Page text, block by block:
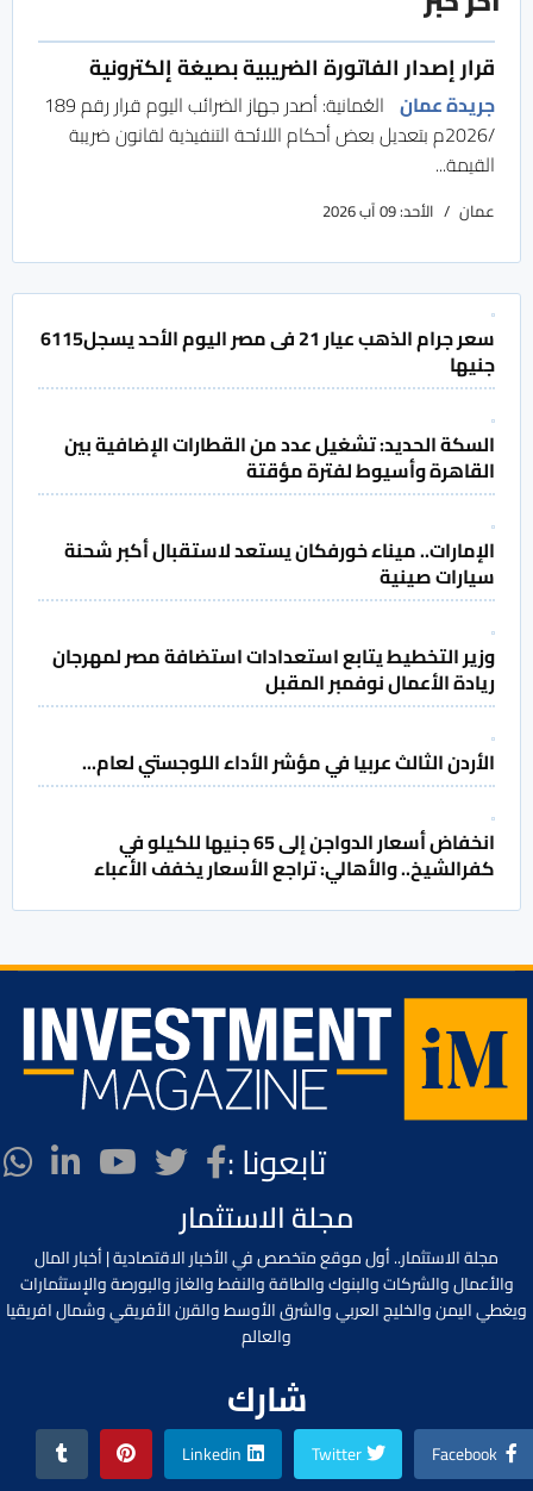
قرار إصدار الفاتورة الضريبية بصيغة إلكترونية
جريدة عمان
العُمانية: أصدر جهاز الضرائب اليوم قرار رقم 189
/2026م بتعديل بعض أحكام اللائحة التنفيذية لقانون ضريبة
القيمة...
عمان الأحد: 09 آب 2026
سعر جرام الذهب عيار 21 فى مصر اليوم الأحد يسجل6115
جنيها
السكة الحديد: تشغيل عدد من القطارات الإضافية بين
القاهرة وأسيوط لفترة مؤقتة
الإمارات.. ميناء خورفكان يستعد لاستقبال أكبر شحنة
سيارات صينية
وزير التخطيط يتابع استعدادات استضافة مصر لمهرجان
ريادة الأعمال نوفمبر المقبل
الأردن الثالث عربيا في مؤشر الأداء اللوجستي لعام...
انخفاض أسعار الدواجن إلى 65 جنيها للكيلو في
كفرالشيخ.. والأهالي: تراجع الأسعار يخفف الأعباء
تابعونا :
مجلة الاستثمار
مجلة الاستثمار.. أول موقع متخصص في الأخبار الاقتصادية | أخبار المال
والأعمال والشركات والبنوك والطاقة والنفط والغاز والبورصة والإستثمارات
ويغطي اليمن والخليج العربي والشرق الأوسط والقرن الأفريقي وشمال افريقيا
والعالم
شارك
Facebook
Twitter
Linkedin